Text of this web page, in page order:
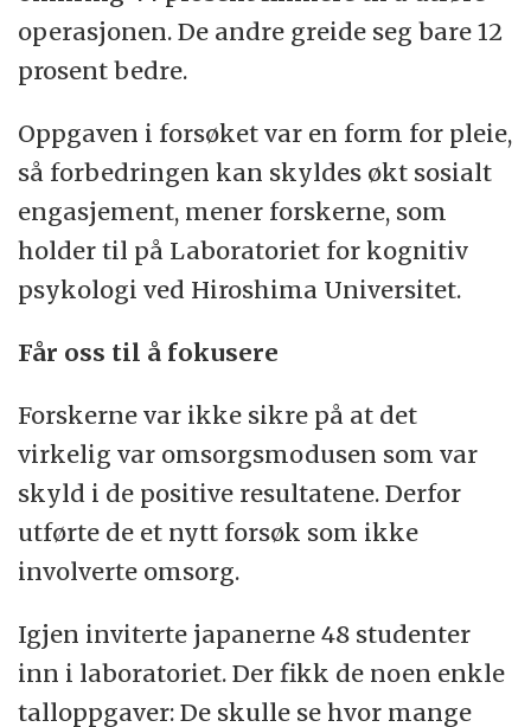
operasjonen. De andre greide seg bare 12
prosent bedre.
Oppgaven i forsøket var en form for pleie,
så forbedringen kan skyldes økt sosialt
engasjement, mener forskerne, som
holder til på Laboratoriet for kognitiv
psykologi ved Hiroshima Universitet.
Får oss til å fokusere
Forskerne var ikke sikre på at det
virkelig var omsorgsmodusen som var
skyld i de positive resultatene. Derfor
utførte de et nytt forsøk som ikke
involverte omsorg.
Igjen inviterte japanerne 48 studenter
inn i laboratoriet. Der fikk de noen enkle
talloppgaver: De skulle se hvor mange